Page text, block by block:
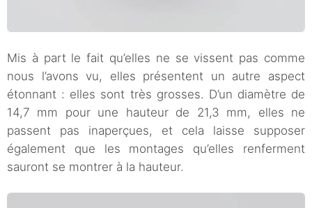
Mis à part le fait qu’elles ne se vissent pas comme
nous l’avons vu, elles présentent un autre aspect
étonnant : elles sont très grosses. D’un diamètre de
14,7 mm pour une hauteur de 21,3 mm, elles ne
passent pas inaperçues, et cela laisse supposer
également que les montages qu’elles renferment
sauront se montrer à la hauteur.